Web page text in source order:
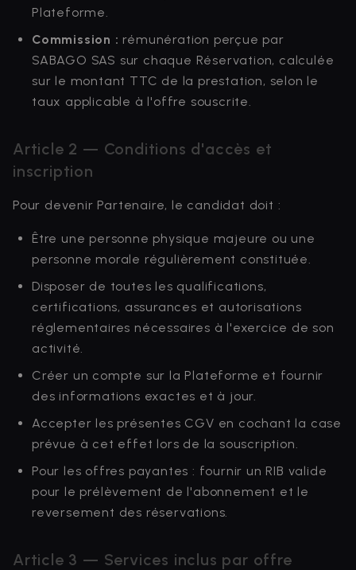
Plateforme.
Commission : rémunération perçue par
SABAGO SAS sur chaque Réservation, calculée
sur le montant TTC de la prestation, selon le
taux applicable à l'offre souscrite.
Article 2 — Conditions d'accès et
inscription
Pour devenir Partenaire, le candidat doit :
Être une personne physique majeure ou une
personne morale régulièrement constituée.
Disposer de toutes les qualifications,
certifications, assurances et autorisations
réglementaires nécessaires à l'exercice de son
activité.
Créer un compte sur la Plateforme et fournir
des informations exactes et à jour.
Accepter les présentes CGV en cochant la case
prévue à cet effet lors de la souscription.
Pour les offres payantes : fournir un RIB valide
pour le prélèvement de l'abonnement et le
reversement des réservations.
Article 3 — Services inclus par offre